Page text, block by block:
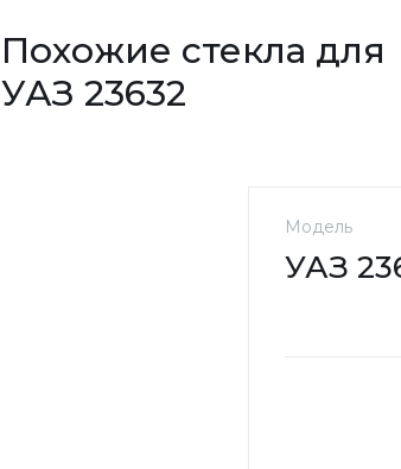
Похожие стекла для
УАЗ 23632
Модель
УАЗ